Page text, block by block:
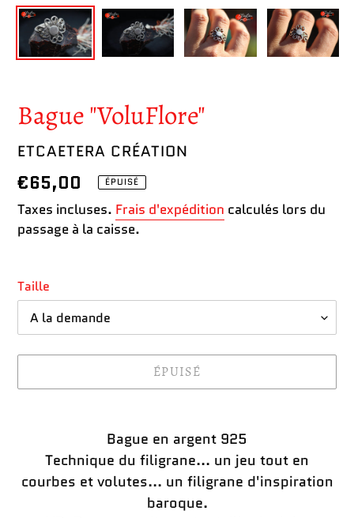
Bague "VoluFlore"
DISTRIBUTEUR
ETCAETERA CRÉATION
Prix
normal
€65,00 ÉPUISÉ
Taxes incluses. Frais d'expédition calculés lors du
passage à la caisse.
Taille
ÉPUISÉ
produit
votre
Bague en argent 925
Technique du filigrane... un jeu tout en
courbes et volutes... un filigrane d'inspiration
baroque.